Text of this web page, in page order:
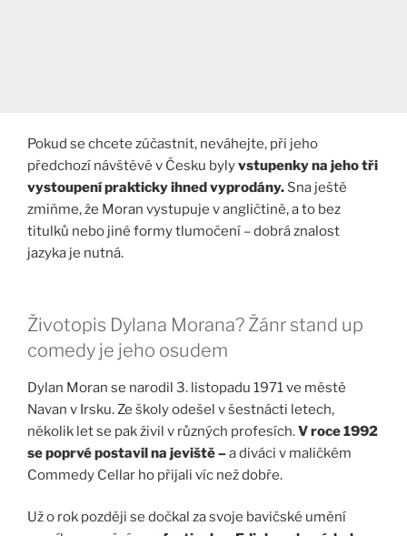
Pokud se chcete zúčastnit, neváhejte, při jeho
předchozí návštěvě v Česku bylyvstupenky na jeho tři
vystoupení prakticky ihned vyprodány. Sna ještě
zmiňme, že Moran vystupuje v angličtině, a to bez
titulků nebo jiné formy tlumočení – dobrá znalost
jazyka je nutná.
Životopis Dylana Morana? Žánr stand up
comedy je jeho osudem
Dylan Moran se narodil 3. listopadu 1971 ve městě
Navan v Irsku. Ze školy odešel v šestnácti letech,
několik let se pak živil v různých profesích.V roce 1992
se poprvé postavil na jeviště –a diváci v maličkém
Commedy Cellar ho přijali víc než dobře.
Už o rok později se dočkal za svoje bavičské umění